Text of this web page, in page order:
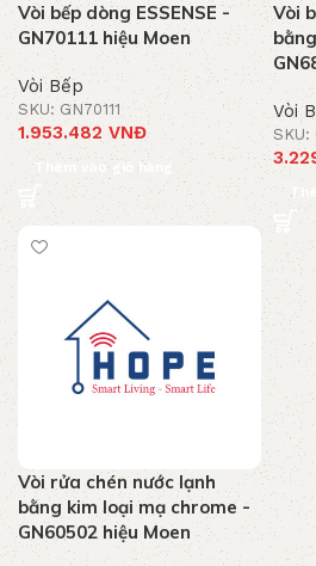
Vòi bếp dòng ESSENSE -
GN70111 hiệu Moen
Vòi Bếp
SKU: GN70111
1.953.482VNĐ
Thêm vào giỏ hàng
Vòi
Vòi
SKU:
Vòi rửa chén nước lạnh
bằng kim loại mạ chrome -
GN60502 hiệu Moen